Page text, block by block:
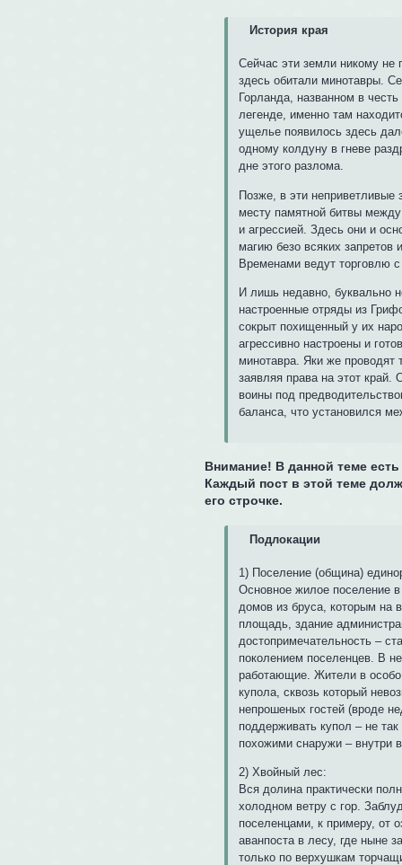
История края
Сейчас эти земли никому не
здесь обитали минотавры.
Горланда, названном в
легенде, именно там
ущелье появилось здесь
одному колдуну в гневе
дне этого разлома.
Позже, в эти неприветливые
месту памятной битвы
и агрессией. Здесь они и
магию безо всяких
Временами ведут торговлю
И лишь недавно, буквально
настроенные отряды из
сокрыт похищенный у их
агрессивно настроены и
минотавра. Яки же проводят
заявляя права на этот
воины под
баланса, что установился
Внимание! В данной теме
Каждый пост в этой теме
его строчке.
Подлокации
1) Поселение (община)
Основное жилое поселение
домов из бруса, которым на
площадь, здание
достопримечательность –
поколением поселенцев. В
работающие. Жители в
купола, сквозь который
непрошеных гостей (вроде
поддерживать купол – не
похожими снаружи – внутри
2) Хвойный лес:
Вся долина практически
холодном ветру с гор.
поселенцами, к примеру, от
аванпоста в лесу, где ныне
только по верхушкам